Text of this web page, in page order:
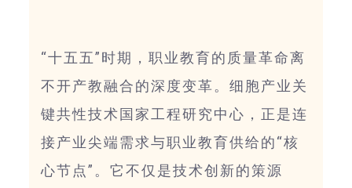
“十五五”时期，职业教育的质量革命离
不开产教融合的深度变革。细胞产业关
键共性技术国家工程研究中心，正是连
接产业尖端需求与职业教育供给的“核
心节点”。它不仅是技术创新的策源